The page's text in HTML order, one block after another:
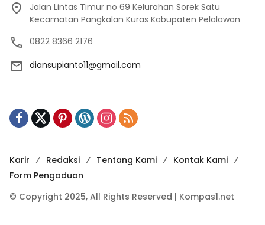
Jalan Lintas Timur no 69 Kelurahan Sorek Satu
Kecamatan Pangkalan Kuras Kabupaten Pelalawan
0822 8366 2176
diansupianto11@gmail.com
Karir Redaksi Tentang Kami
Kontak Kami
Form Pengaduan
© Copyright 2025, All Rights Reserved | Kompas1.net